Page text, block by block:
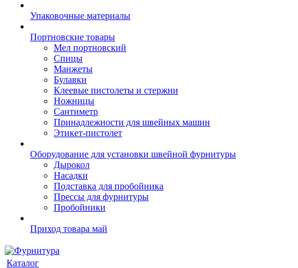
Упаковочные материалы
Портновские товары
Мел портновский
Спицы
Манжеты
Булавки
Клеевые пистолеты и стержни
Ножницы
Сантиметр
Принадлежности для швейных машин
Этикет-пистолет
Оборудование для установки швейной фурнитуры
Дырокол
Насадки
Подставка для пробойника
Прессы для фурнитуры
Пробойники
Приход товара май
Каталог